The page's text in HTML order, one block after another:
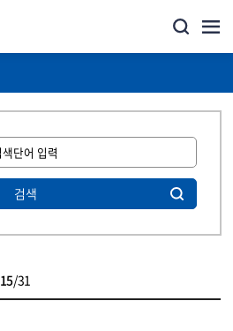
검색
15/31